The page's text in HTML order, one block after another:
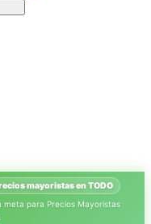
mayoristas en TODO
meta para Precios Mayoristas